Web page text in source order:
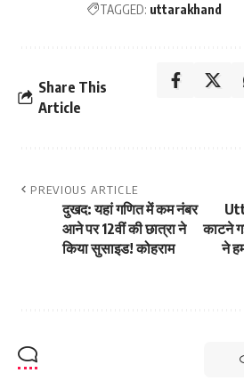
TAGGED: uttarakhand
Share This
Article
PREVIOUS ARTICLE
दुखद: यहां गणित में कम नंबर
आने पर 12वीं की छात्रा ने
किया सुसाइड! कोहराम
काटने
ने